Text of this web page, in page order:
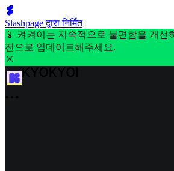
Slashpage द्वारा निर्मित
📱 켜켜이는 지속적으로 불편함을 개선
전으로 업데이트해주세요.